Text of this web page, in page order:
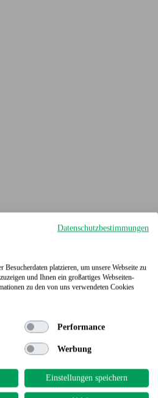
Datenschutzbestimmungen
platzieren, um unsere Webseite zu
und Ihnen ein großartiges Webseiten-
zu den von uns verwendeten Cookies
Performance
Werbung
Einstellungen speichern